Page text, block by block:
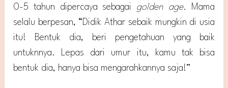
0-5 tahun dipercaya sebagai golden age.
Mama
selalu berpesan, “Didik Athar sebaik mungkin di usia
itu! Bentuk dia, beri pengetahuan yang baik
untuknnya. Lepas dari umur itu, kamu tak bisa
bentuk dia, hanya bisa mengarahkannya saja!”